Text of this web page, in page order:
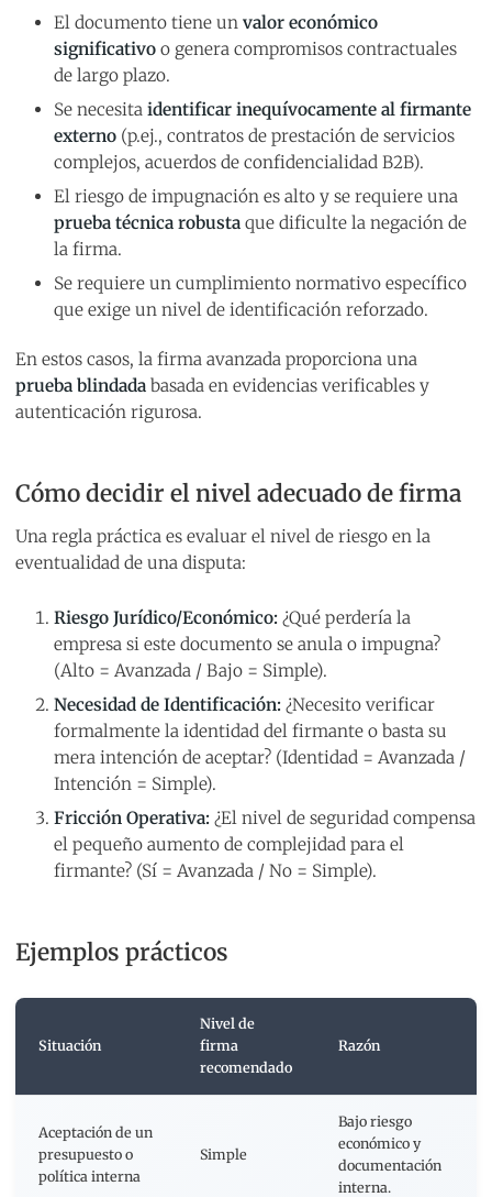
El documento tiene un valor económico
significativo o genera compromisos contractuales
de largo plazo.
Se necesita identificar inequívocamente al firmante
externo (p.ej., contratos de prestación de servicios
complejos, acuerdos de confidencialidad B2B).
El riesgo de impugnación es alto y se requiere una
prueba técnica robusta que dificulte la negación de
la firma.
Se requiere un cumplimiento normativo específico
que exige un nivel de identificación reforzado.
En estos casos, la firma avanzada proporciona una
prueba blindada basada en evidencias verificables y
autenticación rigurosa.
Cómo decidir el nivel adecuado de firma
Una regla práctica es evaluar el nivel de riesgo en la
eventualidad de una disputa:
Riesgo Jurídico/Económico: ¿Qué perdería la
empresa si este documento se anula o impugna?
(Alto = Avanzada / Bajo = Simple).
Necesidad de Identificación: ¿Necesito verificar
formalmente la identidad del firmante o basta su
mera intención de aceptar? (Identidad = Avanzada /
Intención = Simple).
Fricción Operativa: ¿El nivel de seguridad compensa
el pequeño aumento de complejidad para el
firmante? (Sí = Avanzada / No = Simple).
Ejemplos prácticos
Situación
Nivel de
firma
recomendado
Razón
Aceptación de un
presupuesto o
política interna
Simple
Bajo riesgo
económico y
documentación
interna.